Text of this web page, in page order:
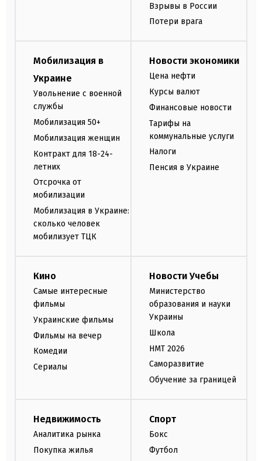
Взрывы в России
Потери врага
Мобилизация в
Украине
Увольнение с военной
службы
Мобилизация 50+
Мобилизация женщин
Контракт для 18-24-
летних
Отсрочка от
мобилизации
Мобилизация в Украине:
сколько человек
мобилизует ТЦК
Новости экономики
Цена нефти
Курсы валют
Финансовые новости
Тарифы на
коммунальные услуги
Налоги
Пенсия в Украине
Кино
Самые интересные
фильмы
Украинские фильмы
Фильмы на вечер
Комедии
Сериалы
Новости Учебы
Министерство
образования и науки
Украины
Школа
НМТ 2026
Саморазвитие
Обучение за границей
Недвижимость
Аналитика рынка
Покупка жилья
Спорт
Бокс
Футбол